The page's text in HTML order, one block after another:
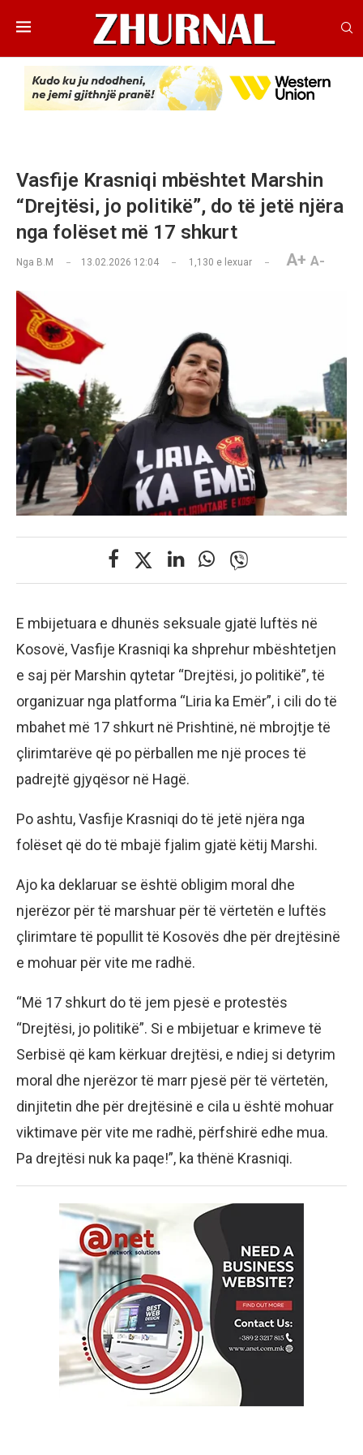
Vasfije Krasniqi mbështet Marshin
“Drejtësi, jo politikë”, do të jetë njëra
nga folëset më 17 shkurt
Nga B.M 13.02.2026 12:04 1,130 e lexuar A+ A-
E mbijetuara e dhunës seksuale gjatë luftës në
Kosovë, Vasfije Krasniqi ka shprehur mbështetjen
e saj për Marshin qytetar “Drejtësi, jo politikë”, të
organizuar nga platforma “Liria ka Emër”, i cili do të
mbahet më 17 shkurt në Prishtinë, në mbrojtje të
çlirimtarëve që po përballen me një proces të
padrejtë gjyqësor në Hagë.
Po ashtu, Vasfije Krasniqi do të jetë njëra nga
folëset që do të mbajë fjalim gjatë këtij Marshi.
Ajo ka deklaruar se është obligim moral dhe
njerëzor për të marshuar për të vërtetën e luftës
çlirimtare të popullit të Kosovës dhe për drejtësinë
e mohuar për vite me radhë.
“Më 17 shkurt do të jem pjesë e protestës
“Drejtësi, jo politikë”. Si e mbijetuar e krimeve të
Serbisë që kam kërkuar drejtësi, e ndiej si detyrim
moral dhe njerëzor të marr pjesë për të vërtetën,
dinjitetin dhe për drejtësinë e cila u është mohuar
viktimave për vite me radhë, përfshirë edhe mua.
Pa drejtësi nuk ka paqe!”, ka thënë Krasniqi.